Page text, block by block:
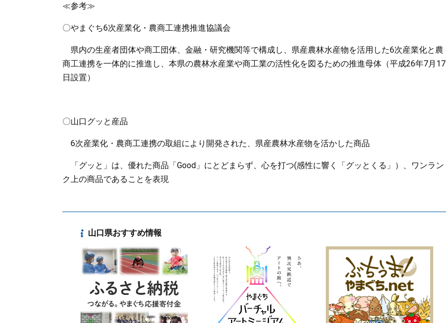
≪参考≫
〇やまぐち6次産業化・農商工連携推進協議会
県内の生産者団体や商工団体、金融・研究機関等で構成し、県産農林水産物を活用した6次産業化と農
商工連携を一体的に推進し、本県の農林水産業や商工業の活性化を図るための推進母体（平成26年7月17
日設置）
〇山口グッと産品
6次産業化・農商工連携の取組により開発された、県産農林水産物を活かした商品
「グッと」は、優れた商品「Good」にとどまらず、心を打つ(感性に響く「グッとくる」）、ワンラン
ク上の商品であることを表現
山口県おすすめ情報